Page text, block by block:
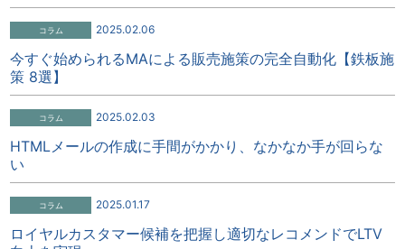
2025.02.06
今すぐ始められるMAによる販売施策の完全自動化【鉄板施
策 8選】
2025.02.03
HTMLメールの作成に手間がかかり、なかなか手が回らな
い
2025.01.17
ロイヤルカスタマー候補を把握し適切なレコメンドでLTV